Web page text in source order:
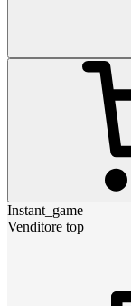
Instant_game
Venditore top